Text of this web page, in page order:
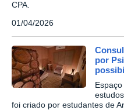
CPA.
01/04/2026
por
foi criado por estudantes de